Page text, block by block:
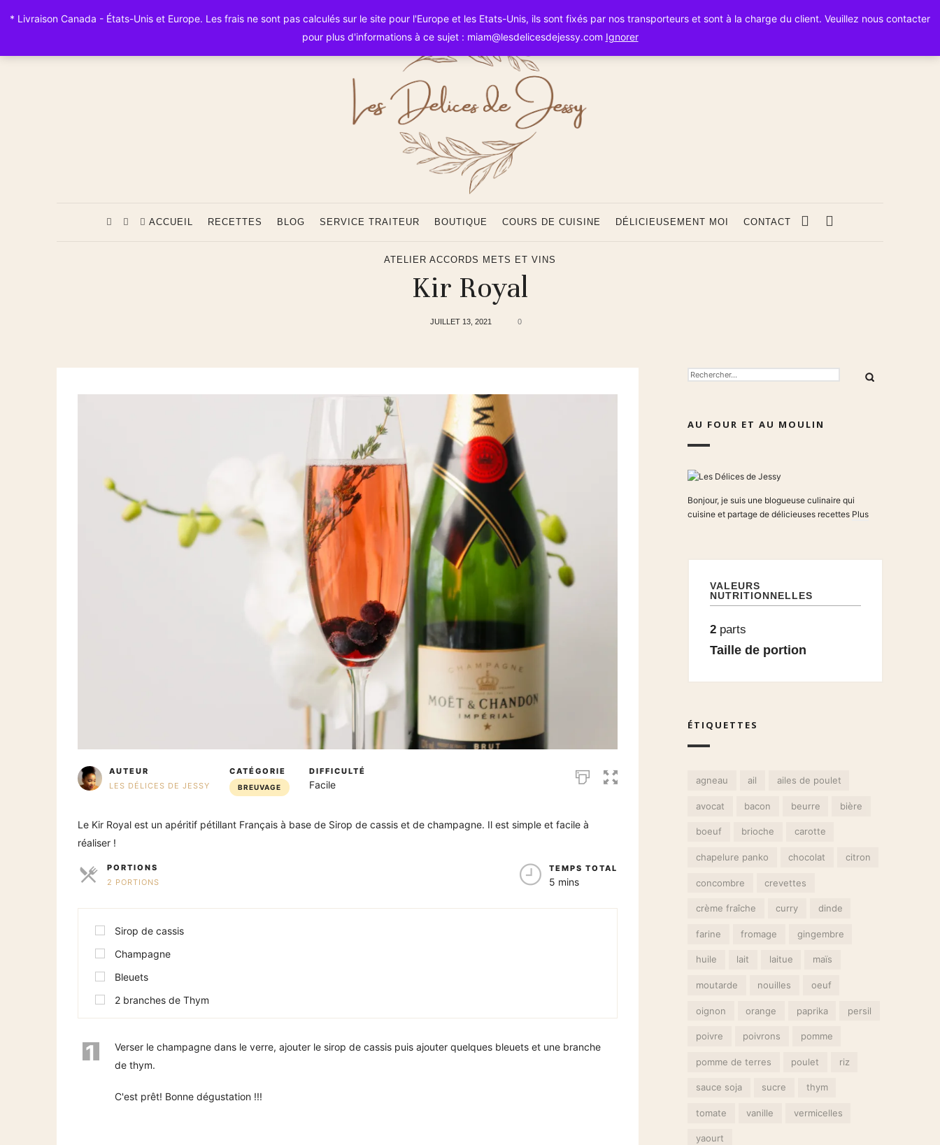
Les
Délices
de
Jessy
ACCUEIL RECETTES BLOG SERVICE TRAITEUR BOUTIQUE COURS DE CUISINE DÉLICIEUSEMENT MOI CONTACT
ATELIER ACCORDS METS ET VINS
Kir Royal
JUILLET 13, 2021 0
AUTEUR
LES DÉLICES DE JESSY
CATÉGORIE
BREUVAGE
DIFFICULTÉ
Facile
Le Kir Royal est un apéritif pétillant Français à base de Sirop de cassis et de champagne. Il est simple et facile à
réaliser !
PORTIONS
2 PORTIONS
TEMPS TOTAL
5 mins
Sirop de cassis
Champagne
Bleuets
2 branches de Thym
1
Verser le champagne dans le verre, ajouter le sirop de cassis puis ajouter quelques bleuets et une branche
de thym.
C'est prêt! Bonne dégustation !!!
RECHERCHER :
AU FOUR ET AU MOULIN
Bonjour, je suis une blogueuse culinaire qui
cuisine et partage de délicieuses recettes Plus
VALEURS
NUTRITIONNELLES
2 parts
Taille de portion
ÉTIQUETTES
agneau ail ailes de poulet
avocat bacon beurre bière
boeuf brioche carotte
chapelure panko chocolat citron
concombre crevettes
crème fraîche curry dinde
farine fromage gingembre
huile lait laitue maïs
moutarde nouilles oeuf
oignon orange paprika persil
poivre poivrons pomme
pomme de terres poulet riz
sauce soja sucre thym
tomate vanille vermicelles
yaourt
* Livraison Canada - États-Unis et Europe. Les frais ne sont pas calculés sur le site pour l'Europe et les Etats-Unis, ils sont fixés par nos transporteurs et sont à la charge du client. Veuillez nous contacter
pour plus d'informations à ce sujet : miam@lesdelicesdejessy.com Ignorer